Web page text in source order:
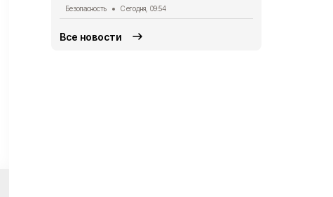
Безопасность Сегодня, 09:54
Все новости